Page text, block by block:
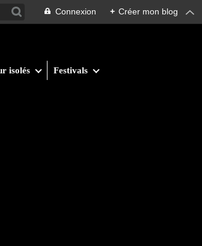
Connexion + Créer mon blog
isolés Festivals